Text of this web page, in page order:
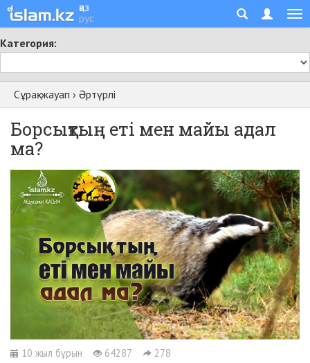
қаз
рус
Категория:
Сұрақ-жауап › Әртүрлі
Борсықтың еті мен майы адал
ма?
10 жыл бұрын 64287 278